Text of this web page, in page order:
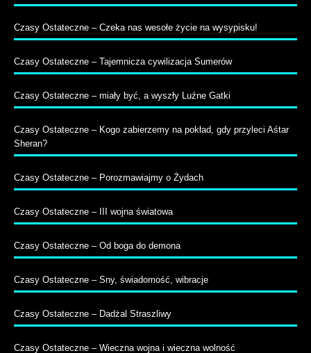
Czasy Ostateczne – Czeka nas wesołe życie na wysypisku!
Czasy Ostateczne – Tajemnicza cywilizacja Sumerów
Czasy Ostateczne – miały być, a wyszły Luźne Gatki
Czasy Ostateczne – Kogo zabierzemy na pokład, gdy przyleci Aśtar
Sheran?
Czasy Ostateczne – Porozmawiajmy o Żydach
Czasy Ostateczne – III wojna światowa
Czasy Ostateczne – Od boga do demona
Czasy Ostateczne – Sny, świadomość, wibracje
Czasy Ostateczne – Dadżal Straszliwy
Czasy Ostateczne – Wieczna wojna i wieczna wolność